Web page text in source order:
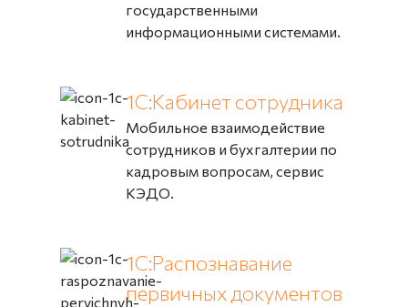
государственными
информационными системами.
1С:Кабинет сотрудника
Мобильное взаимодействие
сотрудников и бухгалтерии по
кадровым вопросам, сервис
КЭДО.
1С:Распознавание
первичных документов